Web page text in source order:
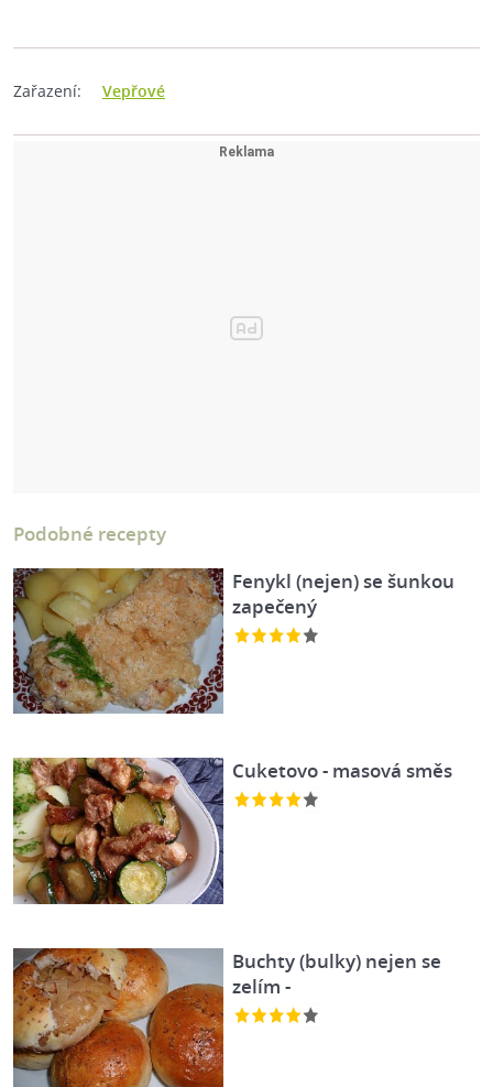
Zařazení: Vepřové
Podobné recepty
Fenykl (nejen) se šunkou
zapečený
Cuketovo - masová směs
Buchty (bulky) nejen se
zelím -